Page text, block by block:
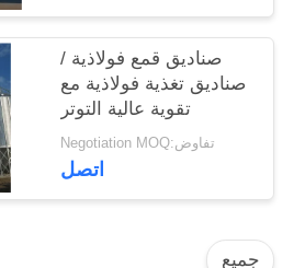
صناديق قمع فولاذية /
صناديق تغذية فولاذية مع
تقوية عالية التوتر
Negotiation MOQ:تفاوض
اتصل
جميع